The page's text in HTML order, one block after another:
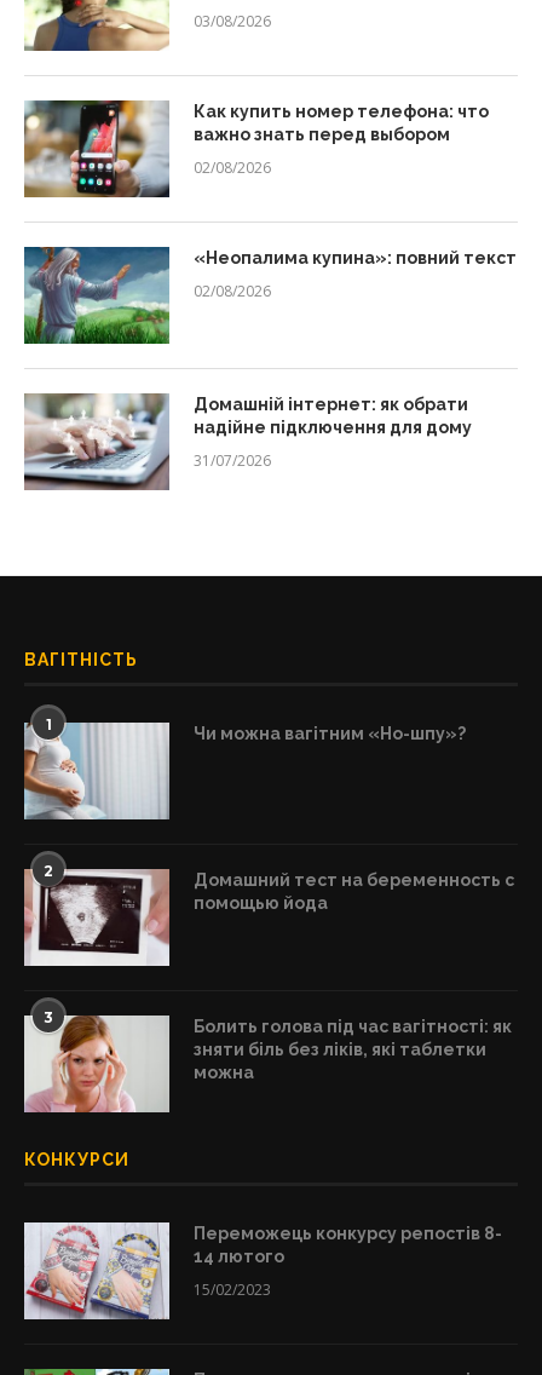
03/08/2026
Как купить номер телефона: что
важно знать перед выбором
02/08/2026
«Неопалима купина»: повний текст
02/08/2026
Домашній інтернет: як обрати
надійне підключення для дому
31/07/2026
ВАГІТНІСТЬ
1 Чи можна вагітним «Но-шпу»?
2
Домашний тест на беременность с
помощью йода
3
Болить голова під час вагітності: як
зняти біль без ліків, які таблетки
можна
КОНКУРСИ
Переможець конкурсу репостів 8-
14 лютого
15/02/2023